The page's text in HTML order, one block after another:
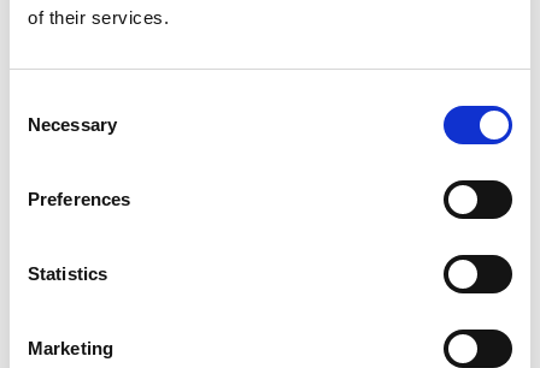
of their services.
Selection
Necessary
Preferences
Statistics
Marketing
Vid vissa former av rosacea kan laserbehandling
för att minska synliga blodkärl. Vid rinofyma kan
Behöver du hjälp med rosacea?